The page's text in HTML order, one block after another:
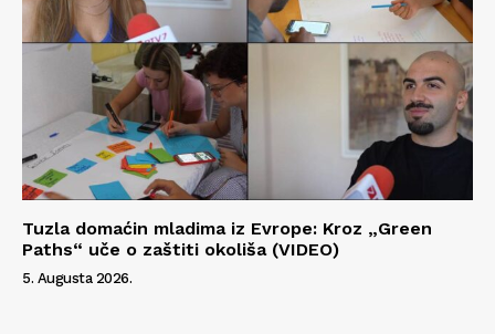
Tuzla domaćin mladima iz Evrope: Kroz „Green
Paths“ uče o zaštiti okoliša (VIDEO)
5. Augusta 2026.